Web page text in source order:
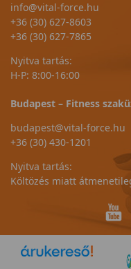
info@vital-force.hu
+36 (30) 627-8603
+36 (30) 627-7865
Nyitva tartás:
H-P: 8:00-16:00
Budapest – Fitness
budapest@vital-force.hu
+36 (30) 430-1201
Nyitva tartás:
Költözés miatt